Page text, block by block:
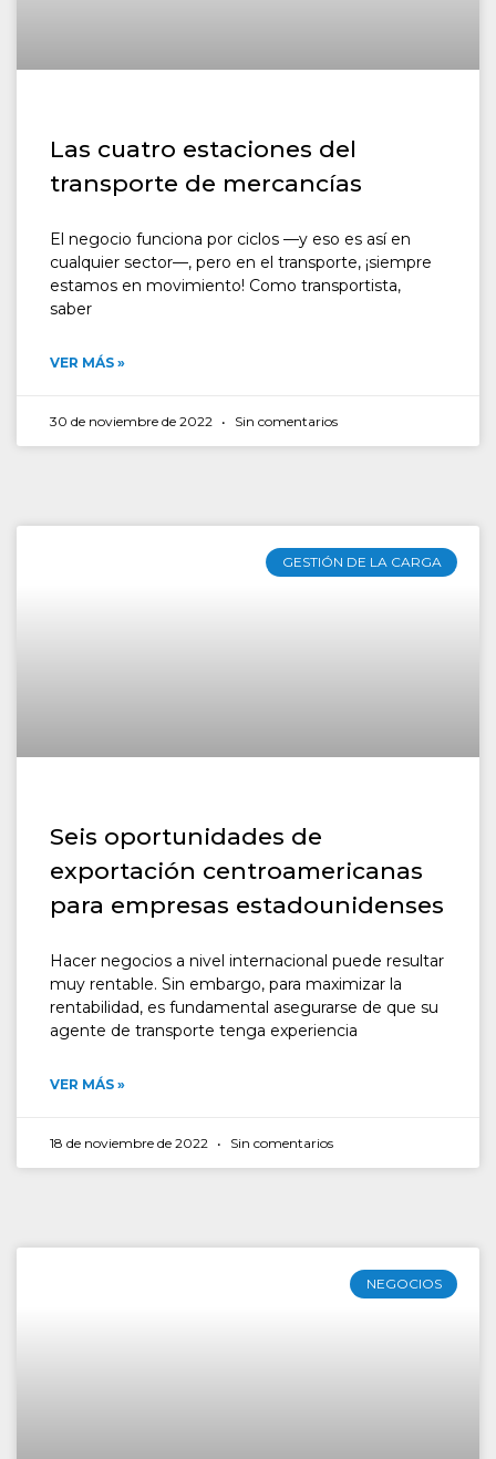
Las cuatro estaciones del
transporte de mercancías
El negocio funciona por ciclos —y eso es así en
cualquier sector—, pero en el transporte, ¡siempre
estamos en movimiento! Como transportista,
saber
VER MÁS »
30 de noviembre de 2022 Sin comentarios
GESTIÓN DE LA CARGA
Seis oportunidades de
exportación centroamericanas
para empresas estadounidenses
Hacer negocios a nivel internacional puede resultar
muy rentable. Sin embargo, para maximizar la
rentabilidad, es fundamental asegurarse de que su
agente de transporte tenga experiencia
VER MÁS »
18 de noviembre de 2022 Sin comentarios
NEGOCIOS